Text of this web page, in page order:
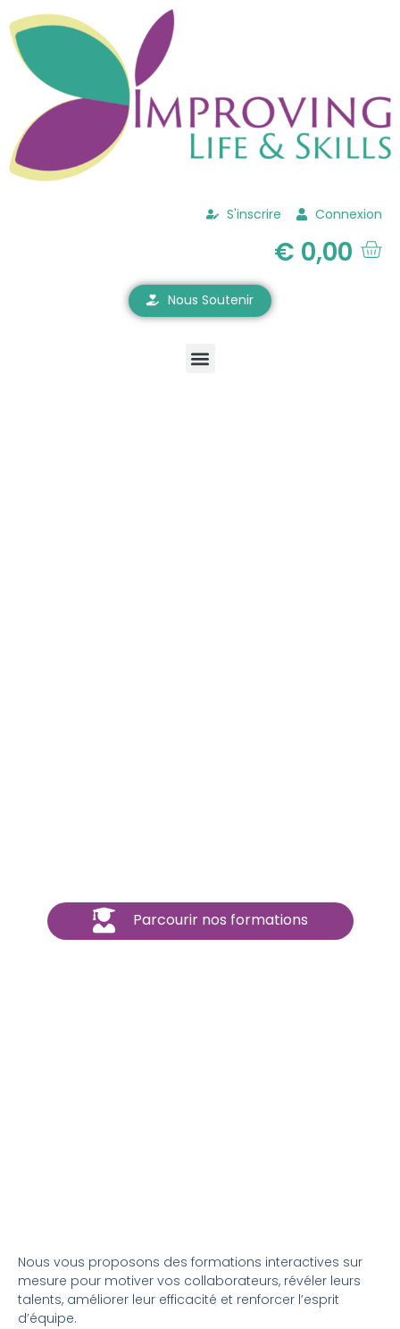
S'inscrire Connexion
€ 0,00
Nous Soutenir
Parcourir nos formations
Nous vous proposons des formations interactives sur
mesure pour motiver vos collaborateurs, révéler leurs
talents, améliorer leur efficacité et renforcer l’esprit
d’équipe.